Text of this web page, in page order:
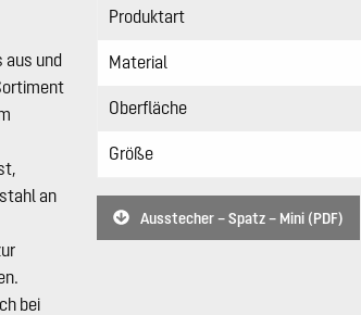
aus und
an
bei
Produktart
Material
Oberfläche
Größe
Ausstecher – Spatz – Mini (PDF)